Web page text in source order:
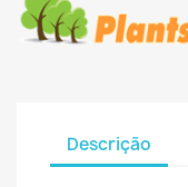
Descrição